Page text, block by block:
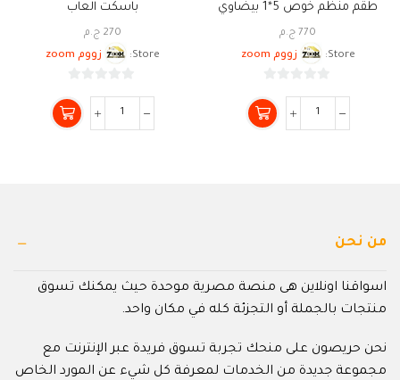
طقم منظم خوص 5*1 بيضاوي
770 ج.م
Store:
زووم zoom
من
5
باسكت العاب
270 ج.م
Store:
زووم zoom
من
5
من نحن
اسواقنا اونلاين هى منصة مصرية موحدة حيث يمكنك تسوق
منتجات بالجملة أو التجزئة كله في مكان واحد.
نحن حريصون على منحك تجربة تسوق فريدة عبر الإنترنت مع
مجموعة جديدة من الخدمات لمعرفة كل شيء عن المورد الخاص